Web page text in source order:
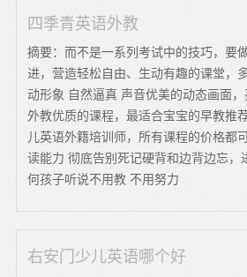
四季青英语外教
摘要：而不是一系列考试中的技巧，要
进，营造轻松自由、生动有趣的课堂，
动形象 自然逼真 声音优美的动态画面
外教优质的课程，最适合宝宝的早教推
儿英语外籍培训师，所有课程的价格都
读能力 彻底告别死记硬背和边背边忘，
何孩子听说不用教 不用努力
右安门少儿英语哪个好